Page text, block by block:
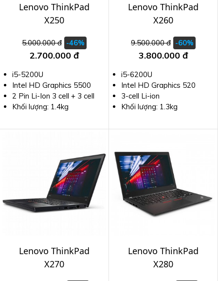
Lenovo ThinkPad
X250
5.000.000 đ -46%
2.700.000 đ
i5-5200U
Intel HD Graphics 5500
2 Pin Li-Ion 3 cell + 3 cell
Khối lượng: 1.4kg
Lenovo ThinkPad
X260
9.500.000 đ -60%
3.800.000 đ
i5-6200U
Intel HD Graphics 520
3-cell Li-ion
Khối lượng: 1.3kg
Lenovo ThinkPad
X270
Lenovo ThinkPad
X280